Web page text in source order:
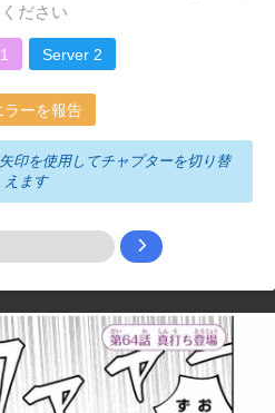
ださい
Server 2
ラーを報告
を使用してチャプターを切り替
えます